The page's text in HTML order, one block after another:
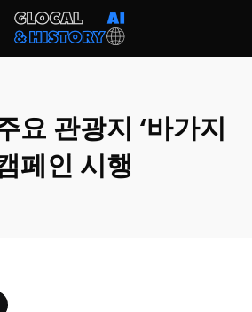
요 관광지 ‘바가지
페인 시행